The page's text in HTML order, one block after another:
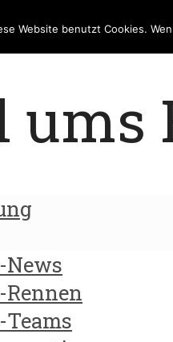
ums
News
Website benutzt Cookies.